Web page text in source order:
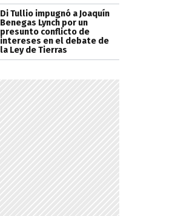
Di Tullio impugnó a Joaquín
Benegas Lynch por un
presunto conflicto de
intereses en el debate de
la Ley de Tierras